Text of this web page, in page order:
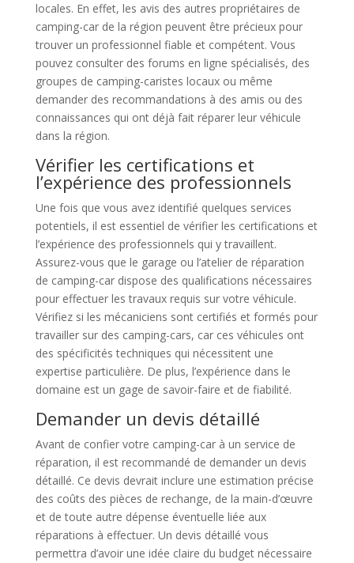
locales. En effet, les avis des autres propriétaires de
camping-car de la région peuvent être précieux pour
trouver un professionnel fiable et compétent. Vous
pouvez consulter des forums en ligne spécialisés, des
groupes de camping-caristes locaux ou même
demander des recommandations à des amis ou des
connaissances qui ont déjà fait réparer leur véhicule
dans la région.
Vérifier les certifications et
l’expérience des professionnels
Une fois que vous avez identifié quelques services
potentiels, il est essentiel de vérifier les certifications et
l’expérience des professionnels qui y travaillent.
Assurez-vous que le garage ou l’atelier de réparation
de camping-car dispose des qualifications nécessaires
pour effectuer les travaux requis sur votre véhicule.
Vérifiez si les mécaniciens sont certifiés et formés pour
travailler sur des camping-cars, car ces véhicules ont
des spécificités techniques qui nécessitent une
expertise particulière. De plus, l’expérience dans le
domaine est un gage de savoir-faire et de fiabilité.
Demander un devis détaillé
Avant de confier votre camping-car à un service de
réparation, il est recommandé de demander un devis
détaillé. Ce devis devrait inclure une estimation précise
des coûts des pièces de rechange, de la main-d’œuvre
et de toute autre dépense éventuelle liée aux
réparations à effectuer. Un devis détaillé vous
permettra d’avoir une idée claire du budget nécessaire